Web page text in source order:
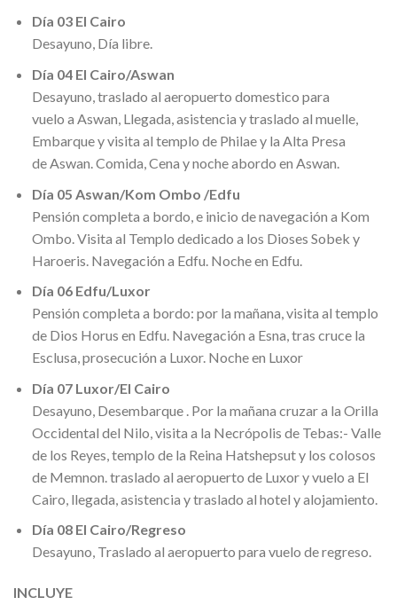
Día 03 El Cairo
Desayuno, Día libre.
Día 04 El Cairo/Aswan
Desayuno, traslado al aeropuerto domestico para
vuelo a Aswan, Llegada, asistencia y traslado al muelle,
Embarque y visita al templo de Philae y la Alta Presa
de Aswan. Comida, Cena y noche abordo en Aswan.
Día 05 Aswan/Kom Ombo /Edfu
Pensión completa a bordo, e inicio de navegación a Kom
Ombo. Visita al Templo dedicado a los Dioses Sobek y
Haroeris. Navegación a Edfu. Noche en Edfu.
Día 06 Edfu/Luxor
Pensión completa a bordo: por la mañana, visita al templo
de Dios Horus en Edfu. Navegación a Esna, tras cruce la
Esclusa, prosecución a Luxor. Noche en Luxor
Día 07 Luxor/El Cairo
Desayuno, Desembarque . Por la mañana cruzar a la Orilla
Occidental del Nilo, visita a la Necrópolis de Tebas:- Valle
de los Reyes, templo de la Reina Hatshepsut y los colosos
de Memnon. traslado al aeropuerto de Luxor y vuelo a El
Cairo, llegada, asistencia y traslado al hotel y alojamiento.
Día 08 El Cairo/Regreso
Desayuno, Traslado al aeropuerto para vuelo de regreso.
INCLUYE